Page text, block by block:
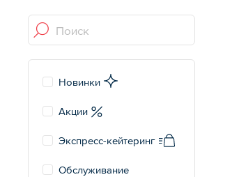
Новинки
Акции
Экспресс-кейтеринг
Обслуживание